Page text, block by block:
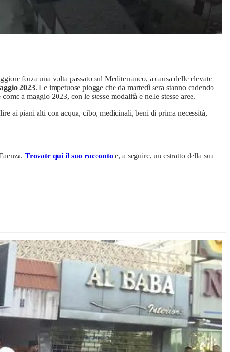
forza una volta passato sul Mediterraneo, a causa delle elevate
2023. Le impetuose piogge che da martedì sera stanno cadendo
come a maggio 2023, con le stesse modalità e nelle stesse aree.
ai piani alti con acqua, cibo, medicinali, beni di prima necessità,
Trovate qui il suo racconto e, a seguire, un estratto della sua